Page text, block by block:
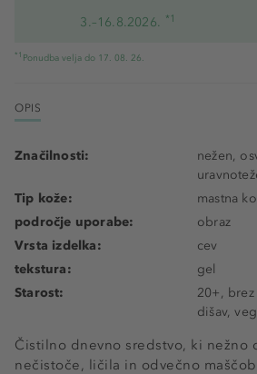
3.–16.8.2026. *1
*1 Ponudba velja do 17. 08. 26.
OPIS
Čistilno dnevno sredstvo, ki nežno
nečistoče, ličila in odvečno
Značilnosti:
nežen,
Tip kože:
mastna
področje uporabe:
obraz
Vrsta izdelka:
cev
tekstura:
gel
Starost:
20+,
dišav,